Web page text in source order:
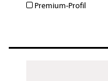
Premium-Profil